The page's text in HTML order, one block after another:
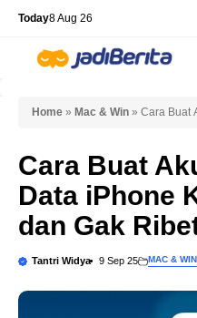
Skip
content
Today8 Aug 26
Home » Mac & Win » Cara Buat
Cara Buat
Data iPhone
dan Gak
Tantri Widya 9 Sep 25 MAC & WIN